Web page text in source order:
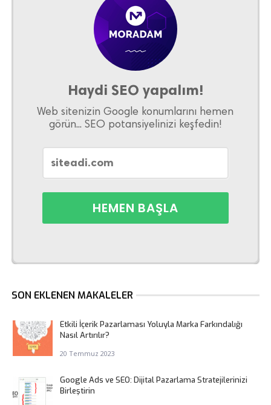
Haydi SEO yapalım!
Web sitenizin Google konumlarını hemen
görün... SEO potansiyelinizi keşfedin!
SON EKLENEN MAKALELER
Etkili İçerik Pazarlaması Yoluyla Marka Farkındalığı
Nasıl Artırılır?
20 Temmuz 2023
Google Ads ve SEO: Dijital Pazarlama Stratejilerinizi
Birleştirin